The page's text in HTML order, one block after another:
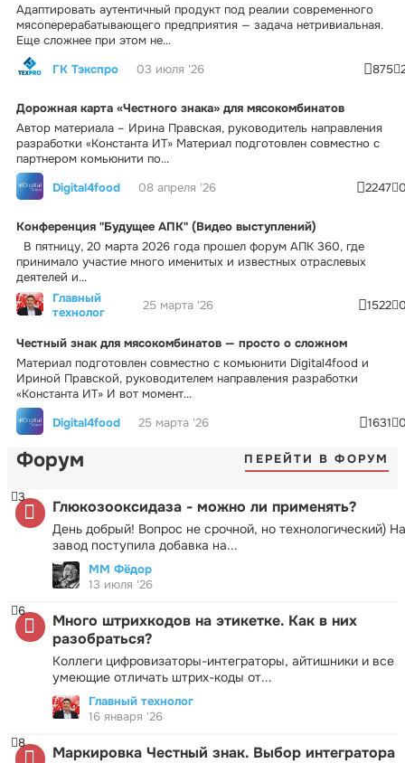
Адаптировать аутентичный продукт под реалии современного
мясоперерабатывающего предприятия — задача нетривиальная.
Еще сложнее при этом не...
ГК Тэкспро
03 июля '26 875
Дорожная карта «Честного знака» для мясокомбинатов
Автор материала – Ирина Правская, руководитель направления
разработки «Константа ИТ» Материал подготовлен совместно с
партнером комьюнити по...
Digital4food
08 апреля '26 2247
Конференция "Будущее АПК" (Видео выступлений)
В пятницу, 20 марта 2026 года прошел форум АПК 360, где
принимало участие много именитых и известных отраслевых
деятелей и...
Главный
технолог
25 марта '26 1522
Честный знак для мясокомбинатов — просто о сложном
Материал подготовлен совместно с комьюнити Digital4food и
Ириной Правской, руководителем направления разработки
«Константа ИТ» И вот момент...
Digital4food
25 марта '26 1631
Форум ПЕРЕЙТИ В ФОРУМ
Глюкозооксидаза - можно ли применять?
День добрый! Вопрос не срочной, но технологический) На
завод поступила добавка на...
3
ММ Фёдор
13 июля '26
Много штрихкодов на этикетке. Как в них
разобраться?
Коллеги цифровизаторы-интеграторы, айтишники и все
умеющие отличать штрих-коды от...
6
Главный технолог
16 января '26
Маркировка Честный знак. Выбор интегратора
8